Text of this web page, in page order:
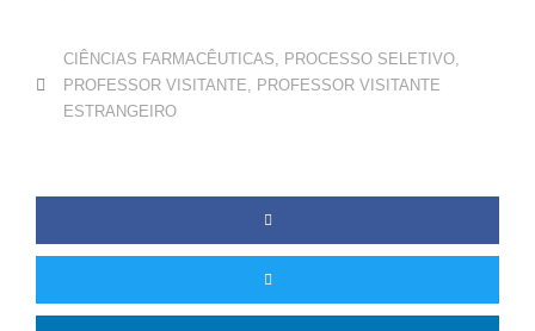
CIÊNCIAS FARMACÊUTICAS, PROCESSO SELETIVO,
PROFESSOR VISITANTE, PROFESSOR VISITANTE
ESTRANGEIRO